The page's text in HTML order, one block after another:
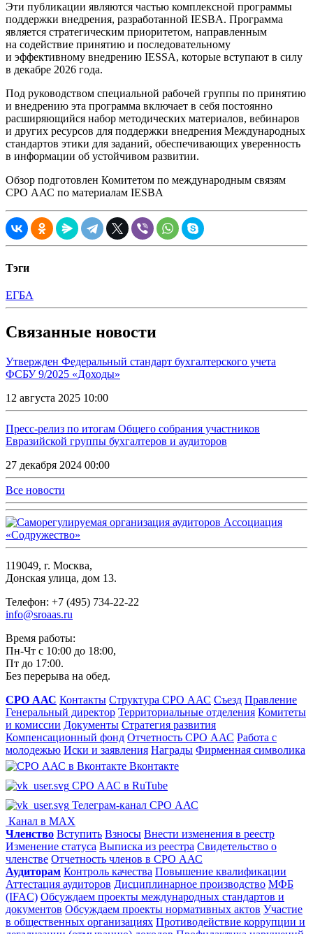
Эти публикации являются частью комплексной программы
поддержки внедрения, разработанной IESBA. Программа
является стратегическим приоритетом, направленным
на содействие принятию и последовательному
и эффективному внедрению IESSA, которые вступают в силу
в декабре 2026 года.
Под руководством специальной рабочей группы по принятию
и внедрению эта программа включает в себя постоянно
расширяющийся набор методических материалов, вебинаров
и других ресурсов для поддержки внедрения Международных
стандартов этики для заданий, обеспечивающих уверенность
в информации об устойчивом развитии.
Обзор подготовлен Комитетом по международным связям
СРО ААС по материалам IESBA
Тэги
ЕГБА
Связанные новости
Утвержден Федеральный стандарт бухгалтерского учета
ФСБУ 9/2025 «Доходы»
12 августа 2025 10:00
Пресс-релиз по итогам Общего собрания участников
Евразийской группы бухгалтеров и аудиторов
27 декабря 2024 00:00
Все новости
119049, г. Москва,
Донская улица, дом 13.
Телефон: +7 (495) 734-22-22
info@sroaas.ru
Время работы:
Пн-Чт с 10:00 до 18:00,
Пт до 17:00.
Без перерыва на обед.
СРО ААС Контакты Структура СРО ААС Съезд Правление
Генеральный директор Территориальные отделения Комитеты
и комиссии Документы Стратегия развития
Компенсационный фонд Отчетность СРО ААС Работа с
молодежью Иски и заявления Награды Фирменная символика
Вконтакте
СРО ААС в RuTube
Телеграм-канал СРО ААС
Канал в MAX
Членство Вступить Взносы Внести изменения в реестр
Изменение статуса Выписка из реестра Свидетельство о
членстве Отчетность членов в СРО ААС
Аудиторам Контроль качества Повышение квалификации
Аттестация аудиторов Дисциплинарное производство МФБ
(IFAC) Обсуждаем проекты международных стандартов и
документов Обсуждаем проекты нормативных актов Участие
в общественных организациях Противодействие коррупции и